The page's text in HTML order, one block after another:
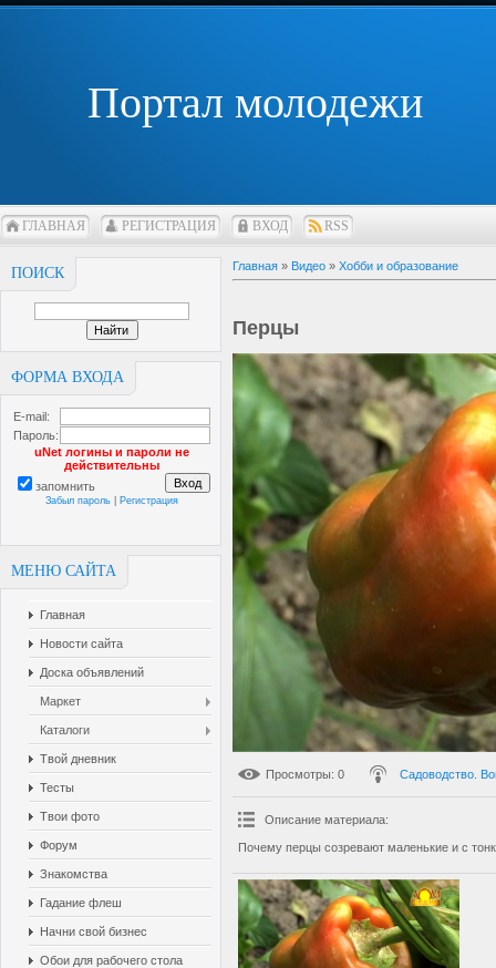
Портал молодежи
ГЛАВНАЯ РЕГИСТРАЦИЯ ВХОД RSS
ПОИСК
ФОРМА ВХОДА
E-mail:
Пароль:
uNet логины и пароли не
действительны
запомнить
Забыл пароль Регистрация
МЕНЮ САЙТА
Главная
Новости сайта
Доска объявлений
Маркет
Каталоги
Твой дневник
Тесты
Твои фото
Форум
Знакомства
Гадание флеш
Начни свой бизнес
Обои для рабочего стола
Главная » Видео » Хобби и образование
Перцы
Просмотры: 0 Садоводство.
Описание материала:
Почему перцы созревают маленькие и с